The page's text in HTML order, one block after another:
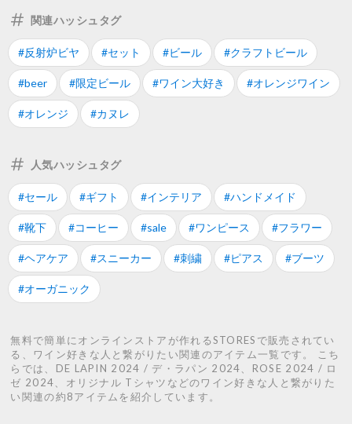
関連ハッシュタグ
#反射炉ビヤ #セット #ビール #クラフトビール
#beer #限定ビール #ワイン大好き #オレンジワイン
#オレンジ #カヌレ
人気ハッシュタグ
#セール #ギフト #インテリア #ハンドメイド
#靴下 #コーヒー #sale #ワンピース #フラワー
#ヘアケア #スニーカー #刺繍 #ピアス #ブーツ
#オーガニック
無料で簡単にオンラインストアが作れるSTORESで販売されてい
る、ワイン好きな人と繋がりたい関連のアイテム一覧です。 こち
らでは、DE LAPIN 2024 / デ・ラパン 2024、ROSE 2024 / ロ
ゼ 2024、オリジナル Tシャツなどのワイン好きな人と繋がりた
い関連の約8アイテムを紹介しています。